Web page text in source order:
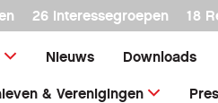
26 interessegroepen 18
Nieuws Downloads
& Verenigingen